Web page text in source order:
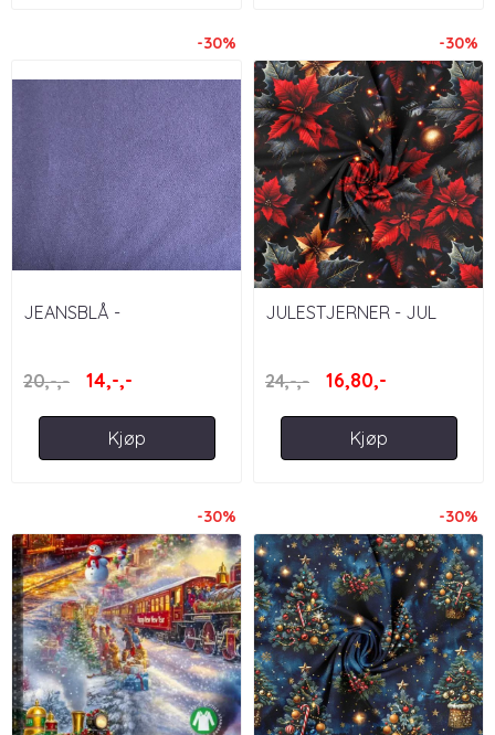
-30%
JEANSBLÅ -
20,-,-
14,-,-
Kjøp
-30%
JULESTJERNER - JUL
24,-,- 16,80,-
Kjøp
-30% -30%